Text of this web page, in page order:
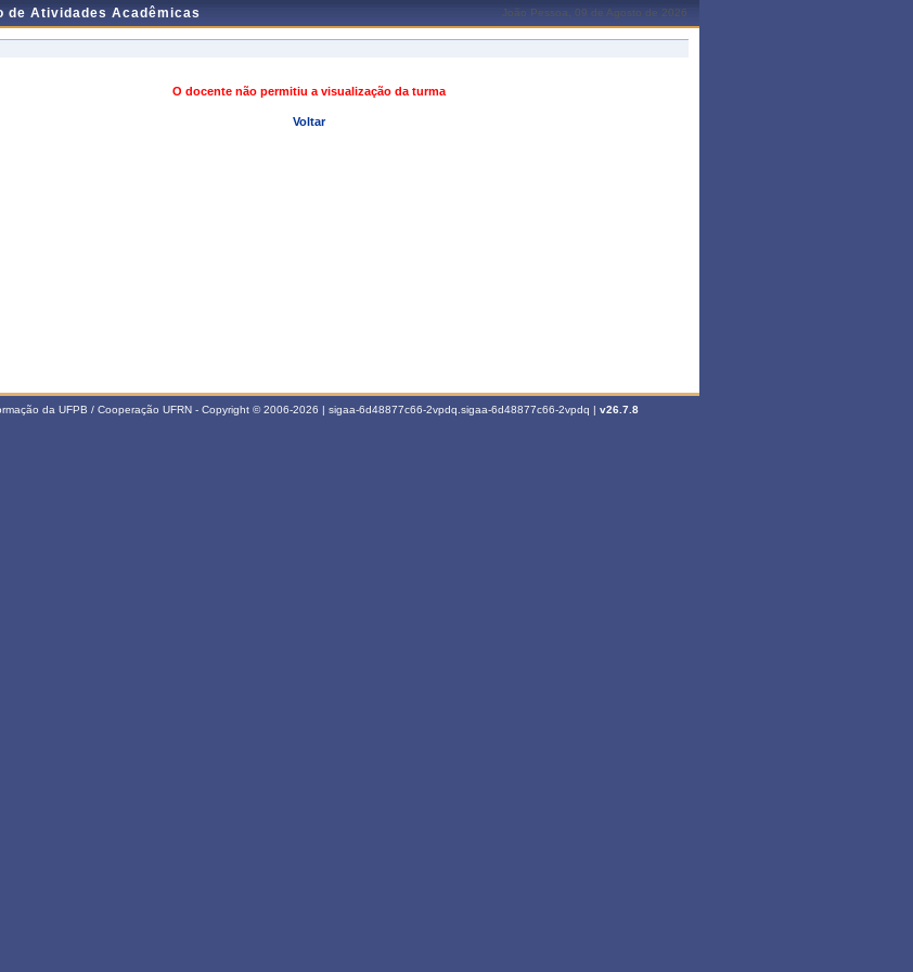
de Atividades Acadêmicas João Pessoa, 09 de Agosto de 2026
O docente não permitiu a visualização da turma
Voltar
da UFPB / Cooperação UFRN - Copyright © 2006-2026 | sigaa-6d48877c66-2vpdq.sigaa-6d48877c66-2vpdq | v26.7.8